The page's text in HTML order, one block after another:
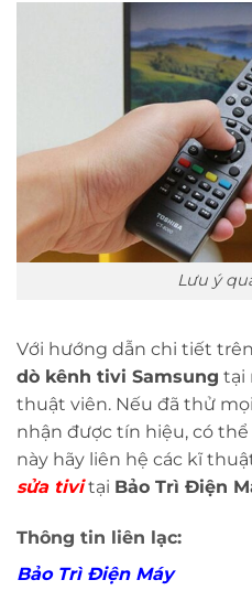
Lưu ý
Với hướng dẫn chi tiết
dò kênh tivi Samsung tại
thuật viên. Nếu đã thử
nhận được tín hiệu, có thể
này hãy liên hệ các kĩ
sửa tivitại Bảo Trì Điện
Thông tin liên lạc:
Bảo Trì Điện Máy